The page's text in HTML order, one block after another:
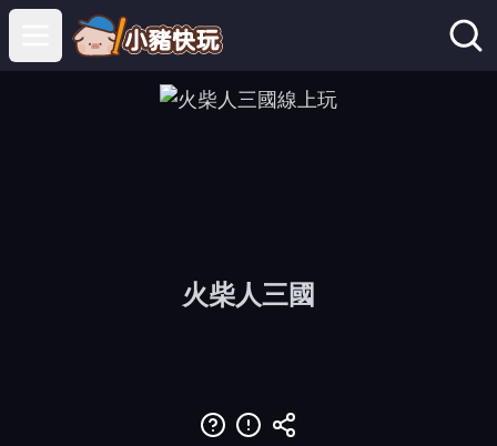
Open main menu
火柴人三國